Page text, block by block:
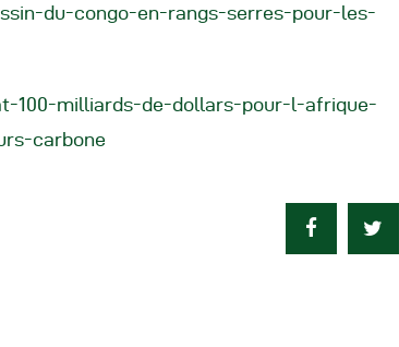
du-congo-en-rangs-serres-pour-les-
100-milliards-de-dollars-pour-l-afrique-
carbone